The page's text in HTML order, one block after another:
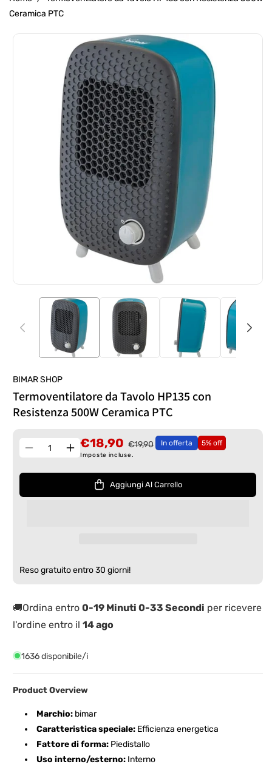
Ceramica PTC
BIMAR SHOP
Termoventilatore da Tavolo HP135 con
Resistenza 500W Ceramica PTC
Diminuisci
Termoventilatore
500W
Quantità
Aumenta
Termoventilatore
500W
€18,90 €19,90 In offerta 5% off
Imposte incluse.
Aggiungi Al Carrello
Reso gratuito entro 30 giorni!
🚚Ordina entro 0-19 Minuti 0-34 Secondi per ricevere
l'ordine entro il 14 ago
1636 disponibile/i
Product Overview
Marchio: bimar
Caratteristica speciale: Efficienza energetica
Fattore di forma: Piedistallo
Uso interno/esterno: Interno